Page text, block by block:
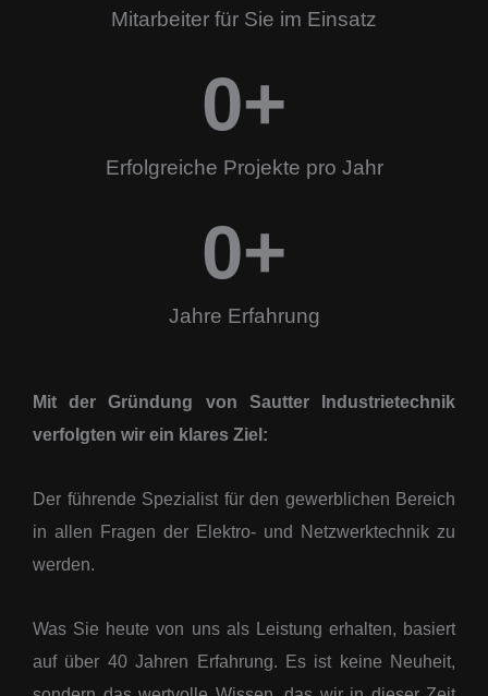
Mitarbeiter für Sie im Einsatz
Erfolgreiche Projekte pro Jahr
0+
Jahre Erfahrung
0+
Mit der Gründung von Sautter Industrietechnik
verfolgten wir ein klares Ziel:
Der führende Spezialist für den gewerblichen Bereich
in allen Fragen der Elektro- und Netzwerktechnik zu
werden.
Was Sie heute von uns als Leistung erhalten, basiert
auf über 40 Jahren Erfahrung. Es ist keine Neuheit,